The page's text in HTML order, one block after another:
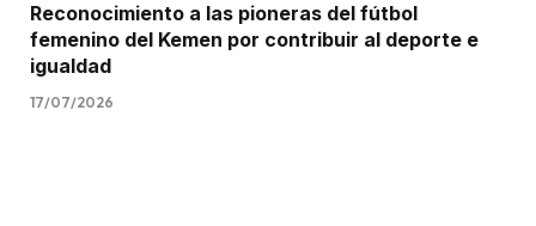
Reconocimiento a las pioneras del fútbol
femenino del Kemen por contribuir al deporte e
igualdad
17/07/2026